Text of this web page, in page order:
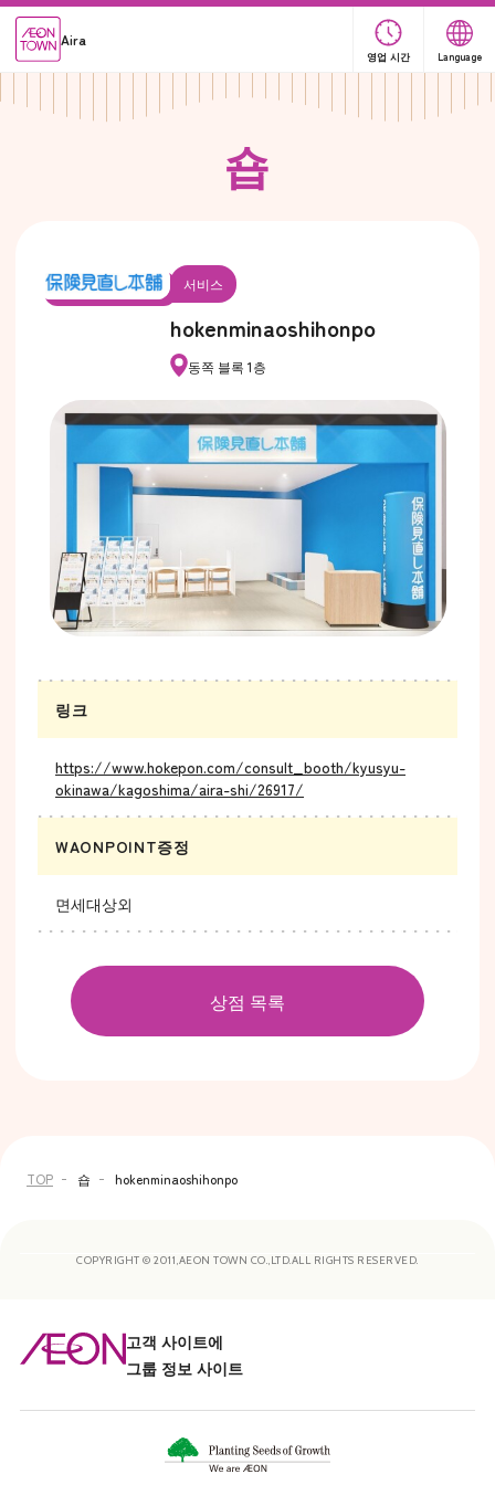
Aira
영업 시간 Language
숍
서비스
hokenminaoshihonpo
동쪽 블록 1층
링크
https://www.hokepon.com/consult_booth/kyusyu-
okinawa/kagoshima/aira-shi/26917/
WAONPOINT증정
면세대상외
상점 목록
TOP 숍 hokenminaoshihonpo
COPYRIGHT © 2011,AEON TOWN CO.,LTD.ALL RIGHTS RESERVED.
고객 사이트에
그룹 정보 사이트